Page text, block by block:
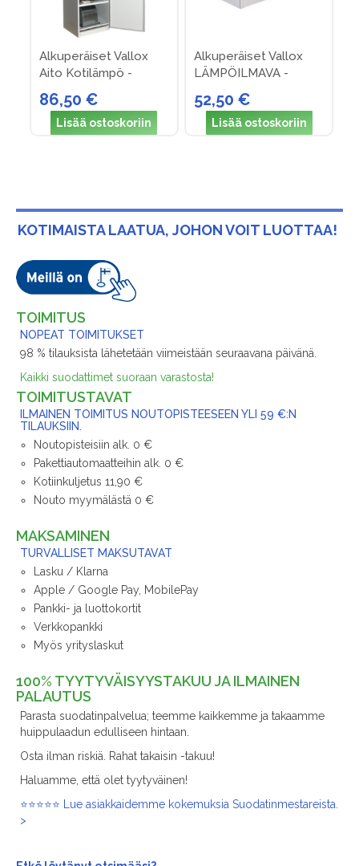
Alkuperäiset Vallox
Aito Kotilämpö -
86,50 €
Lisää ostoskoriin
Alkuperäiset Vallox
LÄMPÖILMAVA -
52,50 €
Lisää ostoskoriin
KOTIMAISTA LAATUA, JOHON VOIT LUOTTAA!
TOIMITUS
NOPEAT TOIMITUKSET
98 % tilauksista lähetetään viimeistään seuraavana päivänä.
Kaikki suodattimet suoraan varastosta!
TOIMITUSTAVAT
ILMAINEN TOIMITUS NOUTOPISTEESEEN YLI 59 €:N
TILAUKSIIN.
Noutopisteisiin alk. 0 €
Pakettiautomaatteihin alk. 0 €
Kotiinkuljetus 11,90 €
Nouto myymälästä 0 €
MAKSAMINEN
TURVALLISET MAKSUTAVAT
Lasku / Klarna
Apple / Google Pay, MobilePay
Pankki- ja luottokortit
Verkkopankki
Myös yrityslaskut
100% TYYTYVÄISYYSTAKUU JA ILMAINEN
PALAUTUS
Parasta suodatinpalvelua; teemme kaikkemme ja takaamme
huippulaadun edulliseen hintaan.
Osta ilman riskiä. Rahat takaisin -takuu!
Haluamme, että olet tyytyväinen!
⭐⭐⭐⭐⭐ Lue asiakkaidemme kokemuksia Suodatinmestareista.
>